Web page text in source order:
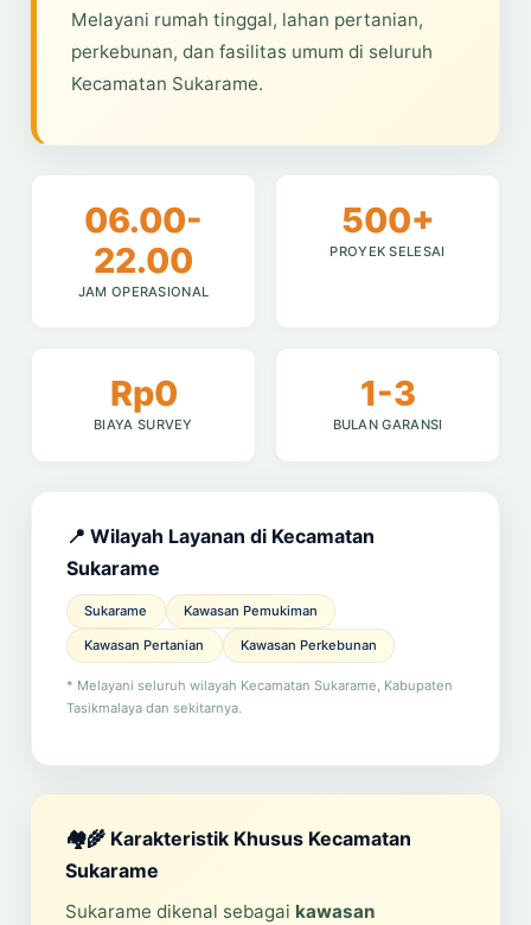
Melayani rumah tinggal, lahan pertanian,
perkebunan, dan fasilitas umum di seluruh
Kecamatan Sukarame.
06.00-
22.00
JAM OPERASIONAL
500+
PROYEK SELESAI
Rp0
BIAYA SURVEY
1-3
BULAN GARANSI
📍 Wilayah Layanan di Kecamatan
Sukarame
Sukarame Kawasan Pemukiman
Kawasan Pertanian Kawasan Perkebunan
* Melayani seluruh wilayah Kecamatan Sukarame, Kabupaten
Tasikmalaya dan sekitarnya.
🏘️🌾 Karakteristik Khusus Kecamatan
Sukarame
Sukarame dikenal sebagai kawasan